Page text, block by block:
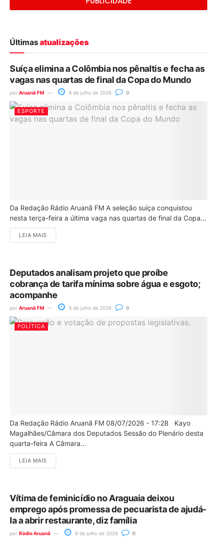
Últimasatualizações
Suíça elimina a Colômbia nos pênaltis e fecha as
vagas nas quartas de final da Copa do Mundo
por Aruanã FM 8 de julho de 2026 0
ESPORTE
Da Redação Rádio Aruanã FM A seleção suíça conquistou
nesta terça-feira a última vaga nas quartas de final da Copa...
LEIA MAIS
Deputados analisam projeto que proíbe
cobrança de tarifa mínima sobre água e esgoto;
acompanhe
por Aruanã FM 8 de julho de 2026 0
POLÍTICA
Da Redação Rádio Aruanã FM 08/07/2026 - 17:28 Kayo
Magalhães/Câmara dos Deputados Sessão do Plenário desta
quarta-feira A Câmara...
LEIA MAIS
Vítima de feminicídio no Araguaia deixou
emprego após promessa de pecuarista de ajudá-
la a abrir restaurante, diz família
por Rádio Aruanã 8 de julho de 2026 0